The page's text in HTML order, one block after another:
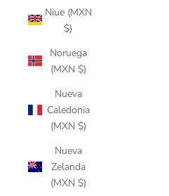
Niue (MXN
$)
Noruega
(MXN $)
Nueva
Caledonia
(MXN $)
Nueva
Zelanda
(MXN $)